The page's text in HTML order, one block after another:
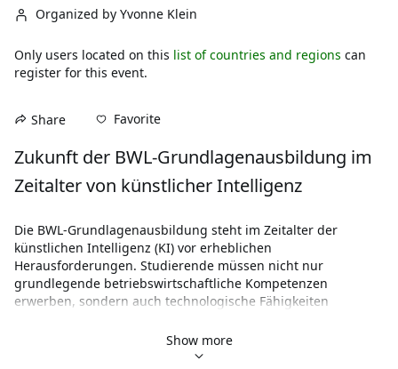
Organized by Yvonne Klein
Only users located on this list of countries and regions can
register for this event.
Share Favorite
Zukunft der BWL-Grundlagenausbildung im
Zeitalter von künstlicher Intelligenz
Die BWL-Grundlagenausbildung steht im Zeitalter der
künstlichen Intelligenz (KI) vor erheblichen
Herausforderungen. Studierende müssen nicht nur
grundlegende betriebswirtschaftliche Kompetenzen
erwerben, sondern auch technologische Fähigkeiten
sein. Zudem stellt sich die Frage, wie zukünftige
Führungskräfte auf die moralischen und gesellschaftlichen
Show more